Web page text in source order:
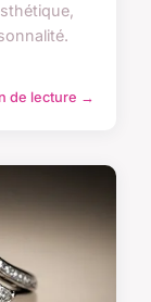
de lecture →